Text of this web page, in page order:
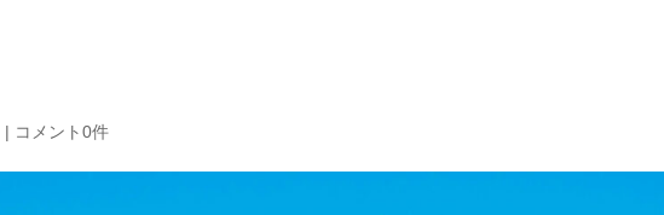
| コメント0件